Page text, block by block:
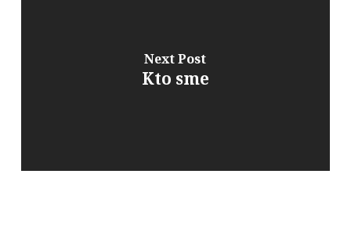
Next Post
Kto sme